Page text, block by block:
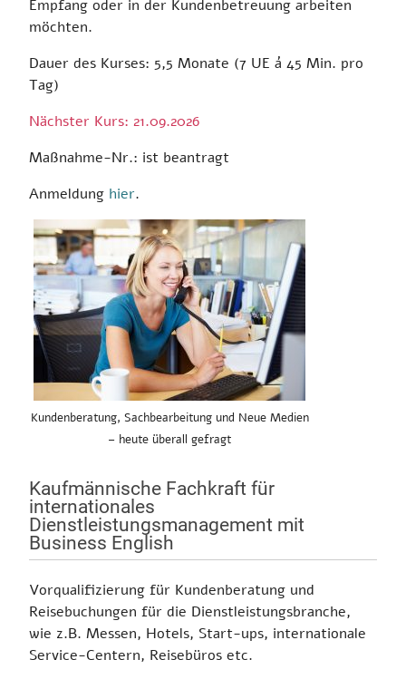
Empfang oder in der Kundenbetreuung arbeiten
möchten.
Dauer des Kurses: 5,5 Monate (7 UE á 45 Min. pro
Tag)
Nächster Kurs: 21.09.2026
Maßnahme-Nr.: ist beantragt
Anmeldung hier.
Kundenberatung, Sachbearbeitung und Neue Medien
– heute überall gefragt
Kaufmännische Fachkraft für
internationales
Dienstleistungsmanagement mit
Business English
Vorqualifizierung für Kundenberatung und
Reisebuchungen für die Dienstleistungsbranche,
wie z.B. Messen, Hotels, Start-ups, internationale
Service-Centern, Reisebüros etc.